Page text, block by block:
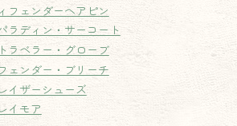
フェンダーヘアピン
ラディン・サーコート
ラベラー・グローブ
ェンダー・ブリーチ
イザーシューズ
イモア